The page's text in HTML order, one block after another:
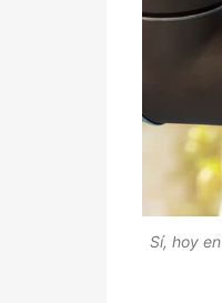
Sí, hoy